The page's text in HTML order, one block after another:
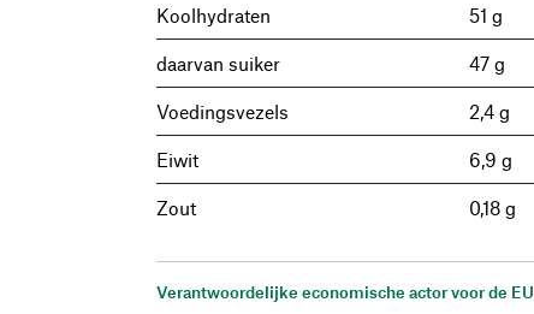
Koolhydraten 51 g
daarvan suiker 47 g
Voedingsvezels 2,4 g
Eiwit 6,9 g
Zout 0,18 g
Verantwoordelijke economische actor voor de EU